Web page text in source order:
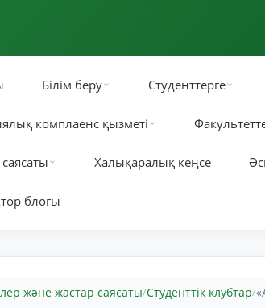
Білім беру Студенттерге
комплаенс қызметі
Халықаралық кеңсе
блогы
және жастар саясаты/Студенттік клубтар/